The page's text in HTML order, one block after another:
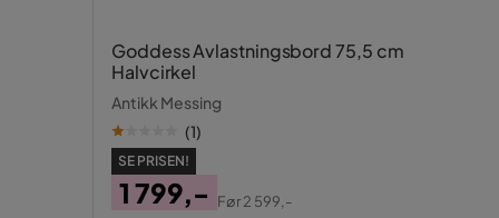
Goddess Avlastningsbord 75,5 cm
Halvcirkel
Antikk Messing
(1)
SE PRISEN!
1 799,-
Før2 599,-